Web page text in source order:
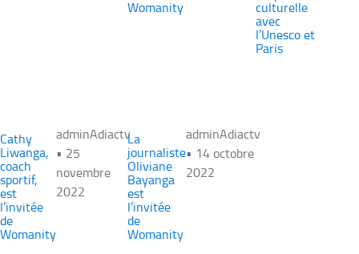
Womanity culturelle
avec
l’Unesco et
Paris
Cathy
Liwanga,
coach
sportif,
est
l’invitée
de
Womanity
adminAdiactv
• 25
novembre
2022
La
journaliste
Oliviane
Bayanga
est
l’invitée
de
Womanity
adminAdiactv
• 14 octobre
2022